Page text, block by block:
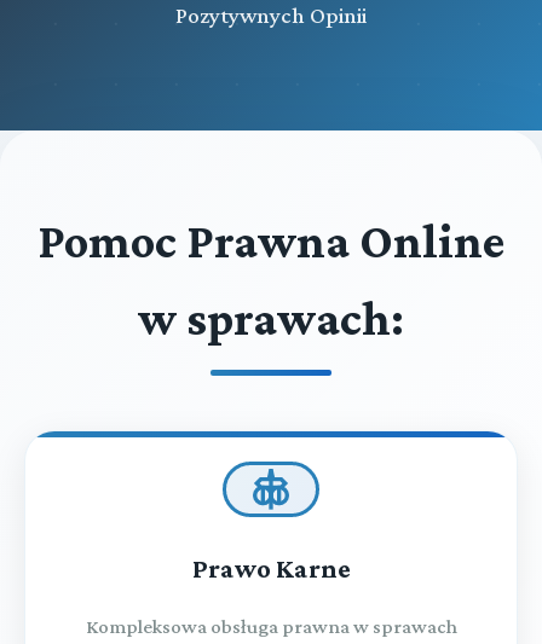
Pozytywnych Opinii
Pomoc Prawna Online
w sprawach:
Prawo Karne
Kompleksowa obsługa prawna w sprawach